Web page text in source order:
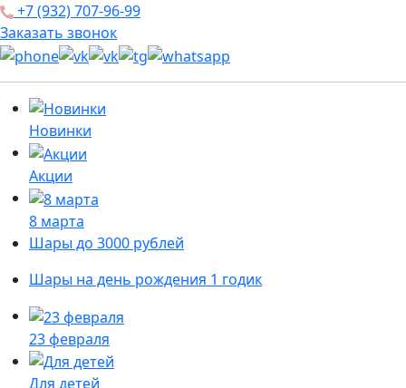
+7 (932) 707-96-99
Заказать звонок
Новинки
Акции
8 марта
Шары до 3000 рублей
Шары на день рождения 1 годик
23 февраля
Для детей